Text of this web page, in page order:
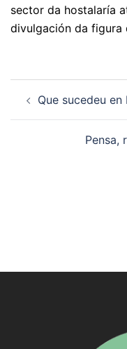
sector da hostalaría
divulgación da figura
de Que sucedeu
Pensa,